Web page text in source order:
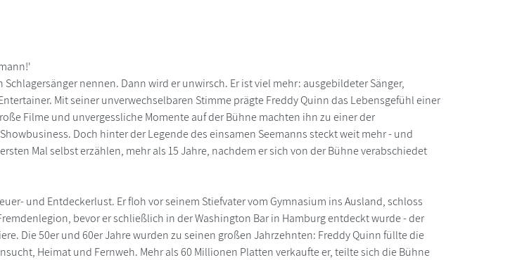
nennen. Dann wird er unwirsch. Er ist viel mehr: ausgebildeter Sänger,
Mit seiner unverwechselbaren Stimme prägte Freddy Quinn das Lebensgefühl einer
Filme und unvergessliche Momente auf der Bühne machten ihn zu einer der
Doch hinter der Legende des einsamen Seemanns steckt weit mehr - und
Mal selbst erzählen, mehr als 15 Jahre, nachdem er sich von der Bühne verabschiedet
und Entdeckerlust. Er floh vor seinem Stiefvater vom Gymnasium ins Ausland, schloss
bevor er schließlich in der Washington Bar in Hamburg entdeckt wurde - der
Die 50er und 60er Jahre wurden zu seinen großen Jahrzehnten: Freddy Quinn füllte die
Heimat und Fernweh. Mehr als 60 Millionen Platten verkaufte er, teilte sich die Bühne